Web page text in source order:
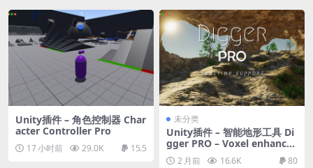
Unity插件 – 角色控制器 Char
acter Controller Pro
17 小时前 29.0K 15.5
未分类
Unity插件 – 智能地形工具 Di
gger PRO – Voxel enhance
d terrains
2 月前 16.6K 80